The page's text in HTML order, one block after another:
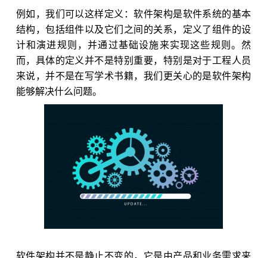
例如，我们可以这样定义：软件架构是软件系统的基本
结构，包括组件以及它们之间的关系，定义了组件的设
计和演进规则，并通过基础设施来实现这些规则。然
而，具体的定义并不是特别重要，特别是对于工程人员
来说，并不是在写学术书籍，我们更关心的是软件架构
能够解决什么问题。